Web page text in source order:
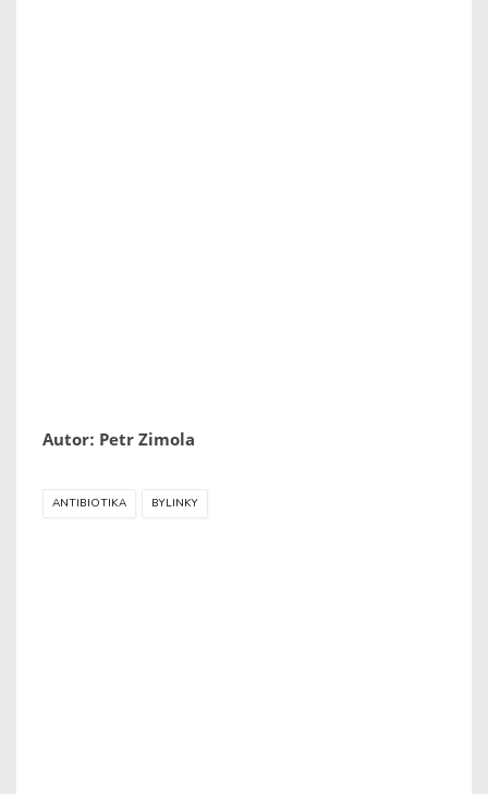
Autor: Petr Zimola
ANTIBIOTIKA BYLINKY